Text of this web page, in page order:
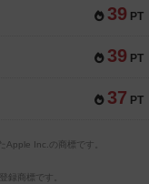
39 PT
39 PT
37 PT
Apple Inc.の商標です。
録商標です。